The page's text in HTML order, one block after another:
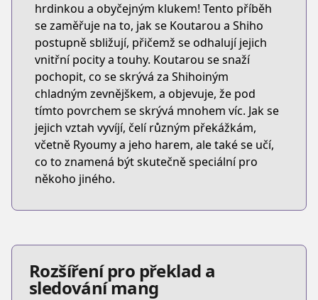
hrdinkou a obyčejným klukem! Tento příběh
se zaměřuje na to, jak se Koutarou a Shiho
postupně sbližují, přičemž se odhalují jejich
vnitřní pocity a touhy. Koutarou se snaží
pochopit, co se skrývá za Shihoiným
chladným zevnějškem, a objevuje, že pod
tímto povrchem se skrývá mnohem víc. Jak se
jejich vztah vyvíjí, čelí různým překážkám,
včetně Ryoumy a jeho harem, ale také se učí,
co to znamená být skutečně speciální pro
někoho jiného.
Rozšíření pro překlad a
sledování mang